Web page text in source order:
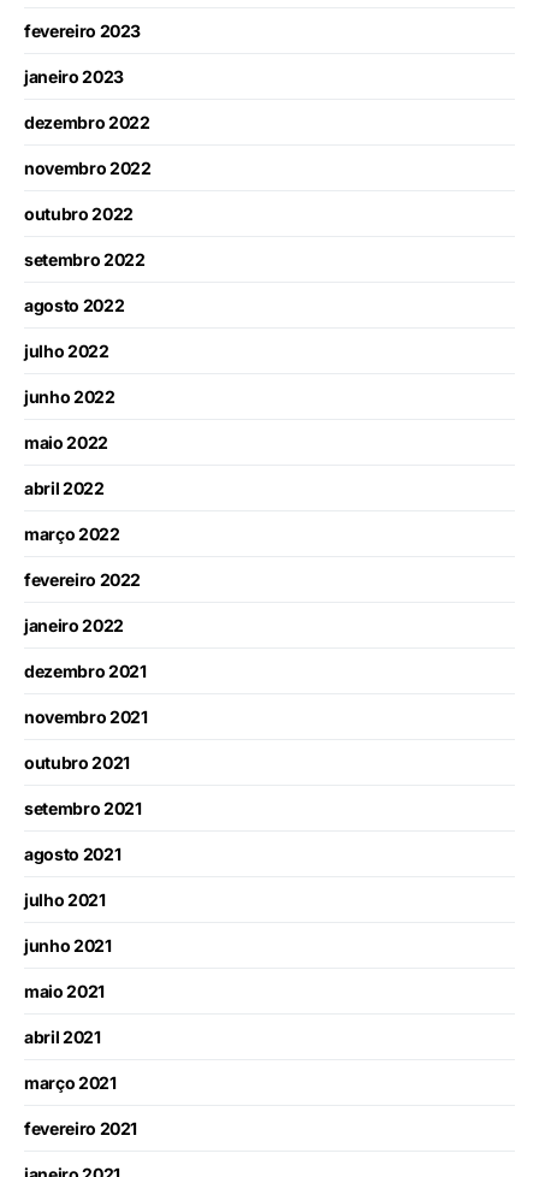
fevereiro 2023
janeiro 2023
dezembro 2022
novembro 2022
outubro 2022
setembro 2022
agosto 2022
julho 2022
junho 2022
maio 2022
abril 2022
março 2022
fevereiro 2022
janeiro 2022
dezembro 2021
novembro 2021
outubro 2021
setembro 2021
agosto 2021
julho 2021
junho 2021
maio 2021
abril 2021
março 2021
fevereiro 2021